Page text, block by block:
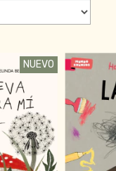
NUEVO